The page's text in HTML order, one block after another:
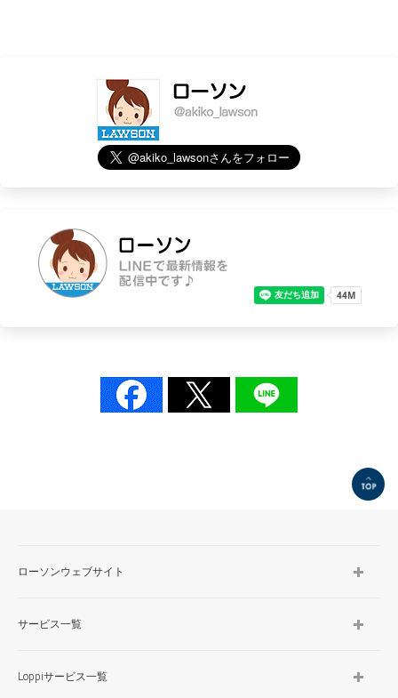
ローソンウェブサイト
サービス一覧
Loppiサービス一覧